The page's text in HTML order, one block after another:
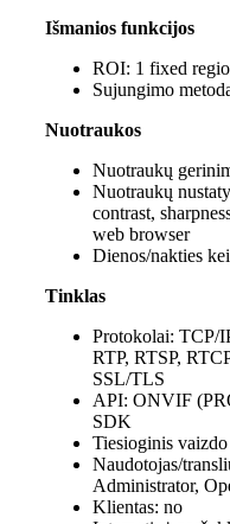
Išmanios funkcijos
ROI: 1 fixed
Sujungimo
Nuotraukos
Nuotraukų
Nuotraukų
contrast,
web browser
Dienos/nakties
Tinklas
Protokolai: TCP/
RTP, RTSP,
SSL/TLS
API: ONVIF
SDK
Tiesioginis
Naudotojas/
Administrator,
Klientas: no